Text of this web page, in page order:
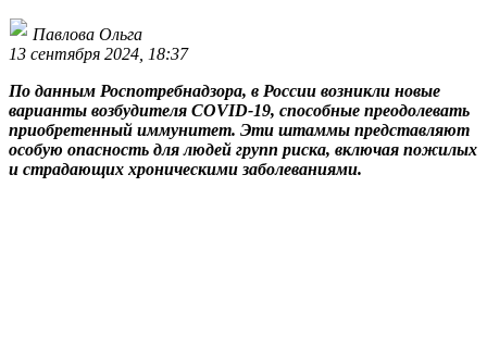
Павлова Ольга
13 сентября 2024, 18:37
По данным Роспотребнадзора, в России возникли новые
варианты возбудителя COVID-19, способные преодолевать
приобретенный иммунитет. Эти штаммы представляют
особую опасность для людей групп риска, включая пожилых
и страдающих хроническими заболеваниями.